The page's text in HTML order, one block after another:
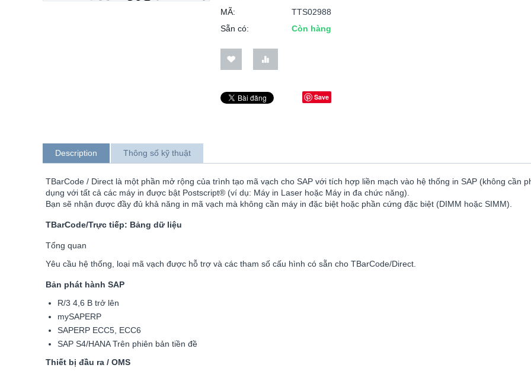
MÃ:
TTS02988
Sẵn có:
Còn hàng
Save
Description Thông số kỹ thuật
TBarCode / Direct là một phần mở rộng của trình tạo mã vạch cho SAP với tích hợp liền mạch vào hệ thống in SAP (không cần
dụng với tất cả các máy in được bật Postscript® (ví dụ: Máy in Laser hoặc Máy in đa chức năng).
Bạn sẽ nhận được đầy đủ khả năng in mã vạch mà không cần máy in đặc biệt hoặc phần cứng đặc biệt (DIMM hoặc SIMM).
TBarCode/Trực tiếp: Bảng dữ liệu
Tổng quan
Yêu cầu hệ thống, loại mã vạch được hỗ trợ và các tham số cấu hình có sẵn cho TBarCode/Direct.
Bản phát hành SAP
R/3 4,6 B trở lên
mySAPERP
SAPERP ECC5, ECC6
SAP S4/HANA Trên phiên bản tiền đề
Thiết bị đầu ra / OMS